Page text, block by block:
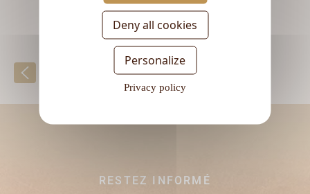
Retour à la liste
RESTEZ INFORMÉ
Deny all cookies
Personalize
Privacy policy